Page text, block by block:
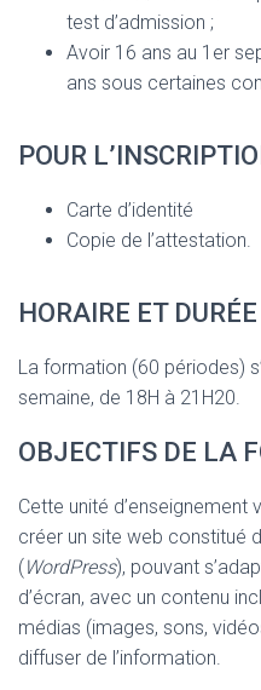
test d’admission ;
Avoir 16 ans au 1er
ans sous certaines
POUR
Carte d’identité
Copie de l’attestation.
HORAIRE ET DURÉE
La formation (60 périodes)
semaine, de 18H à 21H20.
OBJECTIFS DE LA
Cette unité d’enseignement
créer un site web constitué
(WordPress), pouvant
d’écran, avec un contenu
médias (images, sons,
diffuser de l’information.